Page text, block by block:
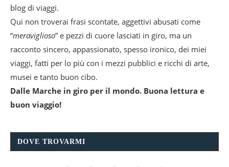
blog di viaggi.
Qui non troverai frasi scontate, aggettivi abusati come
“meraviglioso” e pezzi di cuore lasciati in giro, ma un
racconto sincero, appassionato, spesso ironico, dei miei
viaggi, fatti per lo più con i mezzi pubblici e ricchi di arte,
musei e tanto buon cibo.
Dalle Marche in giro per il mondo. Buona lettura e
buon viaggio!
DOVE TROVARMI